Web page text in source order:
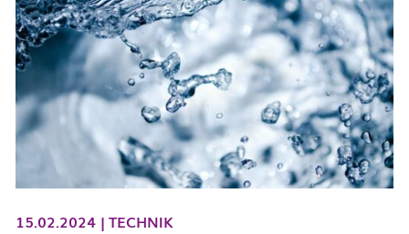
15.02.2024 | TECHNIK